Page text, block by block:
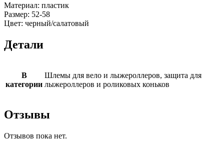
Материал: пластик
Размер: 52-58
Цвет: черный/салатовый
Детали
В
категории
Шлемы для вело и лыжероллеров, защита для
лыжероллеров и роликовых коньков
Отзывы
Отзывов пока нет.